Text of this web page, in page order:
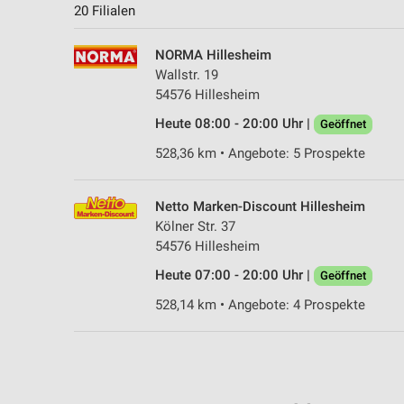
20 Filialen
NORMA Hillesheim
Wallstr. 19
54576 Hillesheim
Heute 08:00 - 20:00 Uhr |
Geöffnet
528,36 km • Angebote: 5 Prospekte
Netto Marken-Discount Hillesheim
Kölner Str. 37
54576 Hillesheim
Heute 07:00 - 20:00 Uhr |
Geöffnet
528,14 km • Angebote: 4 Prospekte